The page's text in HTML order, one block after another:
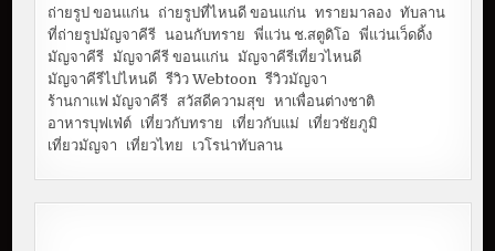
ถ่ายรูป ขอนแก่น ถ่ายรูปที่ไหนดี ขอนแก่น ทรายมาลอง ทับลาน
ที่ถ่ายรูปมัญจาคีรี นอนกับทราย พี่แว่น ช.สตูดิโอ
พี่แว่นเว็ดดิ้ง
มัญจาคีรี มัญจาคีรี ขอนแก่น มัญจาคีรีเที่ยวไหนดี
มัญจาคีรีไปไหนดี รีวิว Webtoon
รีวิวมัญจา
ร้านกาแฟ มัญจาคีรี สวัสดีความสุข
หาเพื่อนต่างชาติ
อาหารบุฟเฟ่ต์ เที่ยวกับทราย เที่ยวกับแม่
เที่ยวชัยภูมิ
เที่ยวมัญจา
เที่ยวไทย เวโรน่าทับลาน